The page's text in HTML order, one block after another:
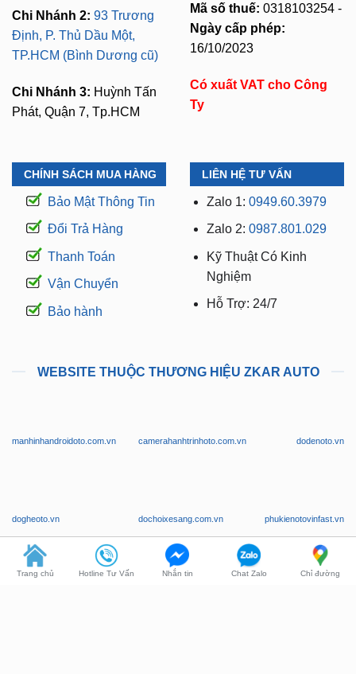
Chi Nhánh 2: 93 Trương
Định, P. Thủ Dầu Một,
TP.HCM (Bình Dương cũ)
Chi Nhánh 3: Huỳnh Tấn
Phát, Quận 7, Tp.HCM
Mã số thuế: 0318103254 -
Ngày cấp phép:
16/10/2023
Có xuất VAT cho Công
Ty
CHÍNH SÁCH MUA HÀNG
Bảo Mật Thông Tin
Đổi Trả Hàng
Thanh Toán
Vận Chuyển
Bảo hành
LIÊN HỆ TƯ VẤN
Zalo 1: 0949.60.3979
Zalo 2: 0987.801.029
Kỹ Thuật Có Kinh
Nghiệm
Hỗ Trợ: 24/7
WEBSITE THUỘC THƯƠNG HIỆU ZKAR AUTO
manhinhandroidoto.com.vn camerahanhtrinhoto.com.vn dodenoto.vn
dogheoto.vn dochoixesang.com.vn phukienotovinfast.vn
Trang chủ Hotline Tư Vấn Nhắn tin Chat Zalo Chỉ đường